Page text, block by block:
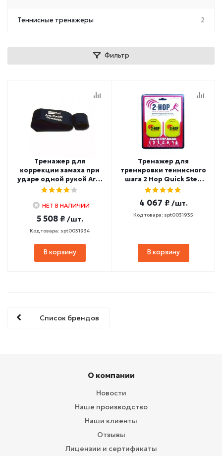
Теннисные тренажеры 2
Фильтр
Тренажер для
коррекции замаха при
ударе одной рукой Arm
Pocket Developer
НЕТ В НАЛИЧИИ
5 508 ₽ /шт.
Код товара: spt0031934
В корзину
Тренажер для
тренировки теннисного
шага 2 Hop Quick Step
Trainer
4 067 ₽ /шт.
Код товара: spt0031935
В корзину
Список брендов
О компании
Новости
Наше производство
Наши клиенты
Отзывы
Лицензии и сертификаты